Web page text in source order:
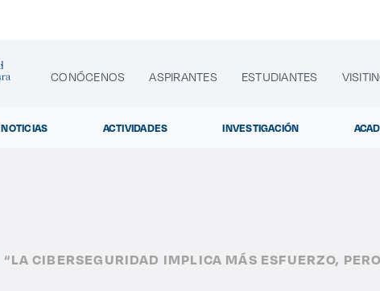
CONÓCENOS ASPIRANTES ESTUDIANTES
NOTICIAS ACTIVIDADES INVESTIGACIÓN
“LA CIBERSEGURIDAD IMPLICA MÁS ESFUERZO,